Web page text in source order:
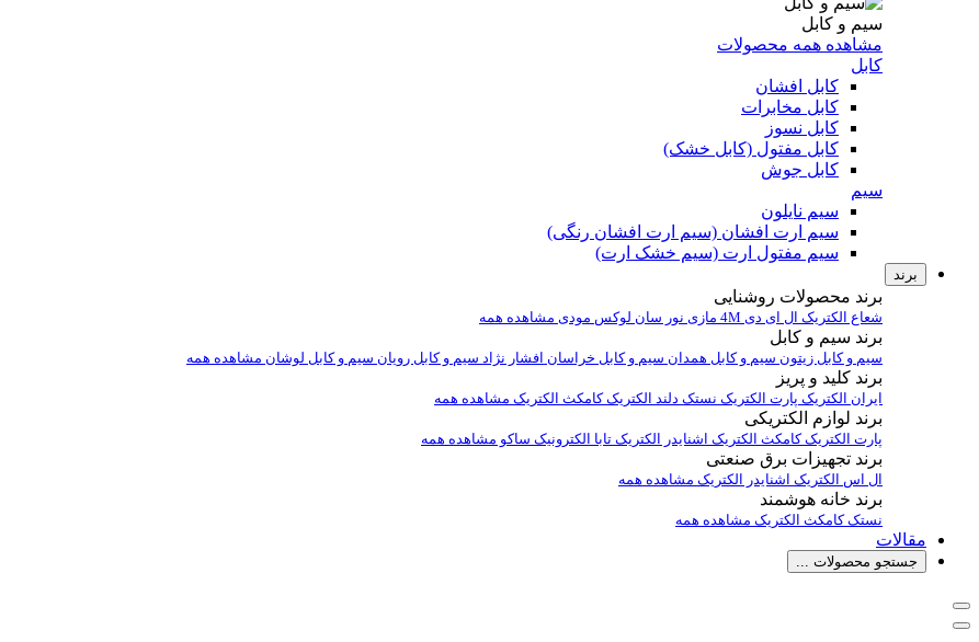
سیم و کابل
مشاهده همه محصولات
کابل
کابل افشان
کابل مخابرات
کابل نسوز
کابل مفتول (کابل خشک)
کابل جوش
سیم
سیم نایلون
سیم ارت افشان (سیم ارت افشان رنگی)
سیم مفتول ارت (سیم خشک ارت)
برند
برند محصولات روشنایی
شعاع الکتریک ال ای دی 4M مازی نور سان لوکس مودی مشاهده همه
برند سیم و کابل
سیم و کابل زیتون سیم و کابل همدان سیم و کابل خراسان افشار نژاد سیم و کابل رویان سیم و کابل لوشان مشاهده همه
برند کلید و پریز
ایران الکتریک پارت الکتریک نستک دلند الکتریککامکث الکتریک مشاهده همه
برند لوازم الکتریکی
پارت الکتریککامکث الکتریک اشنایدر الکتریک تابا الکترونیک ساکو مشاهده همه
برند تجهیزات برق صنعتی
ال اس الکتریک اشنایدر الکتریک مشاهده همه
برند خانه هوشمند
نستککامکث الکتریک مشاهده همه
مقالات
جستجو محصولات ...